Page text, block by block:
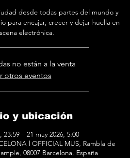
desde todas partes del mundo y
para encajar, crecer y dejar huella en
electrónica.
no están a la venta
otros eventos
y ubicación
23:59 – 21 may 2026, 5:00
l OFFICIAL MUS, Rambla de
08007 Barcelona, España